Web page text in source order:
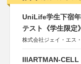
UniLife学生下宿
テスト《学生限定》
株式会社ジェイ・エス
IIIARTMAN-